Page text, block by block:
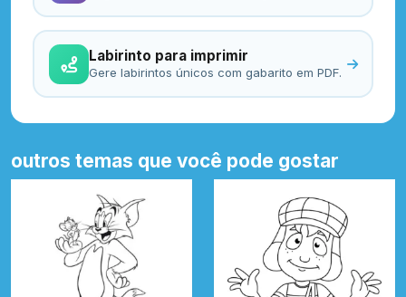
Labirinto para imprimir
Gere labirintos únicos com gabarito em PDF.
outros temas que você pode gostar